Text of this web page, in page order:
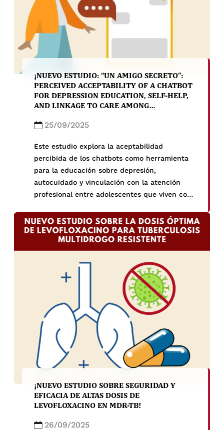
¡NUEVO ESTUDIO: “UN AMIGO SECRETO”:
PERCEIVED ACCEPTABILITY OF A CHATBOT
FOR DEPRESSION EDUCATION, SELF-HELP,
AND LINKAGE TO CARE AMONG
25/09/2025
Este estudio explora la aceptabilidad
percibida de los chatbots como herramienta
para la educación sobre depresión,
autocuidado y vinculación con la atención
profesional entre adolescentes que viven con
¡NUEVO ESTUDIO SOBRE SEGURIDAD Y
EFICACIA DE ALTAS DOSIS DE
LEVOFLOXACINO EN MDR-TB!
26/09/2025